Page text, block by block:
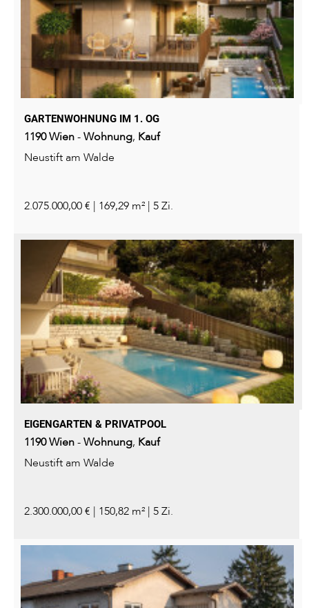
GARTENWOHNUNG IM 1. OG
1190Wien-Wohnung, Kauf
Neustift am Walde
2.075.000,00 € | 169,29 m² | 5 Zi.
EIGENGARTEN & PRIVATPOOL
1190Wien-Wohnung, Kauf
Neustift am Walde
2.300.000,00 € | 150,82 m² | 5 Zi.